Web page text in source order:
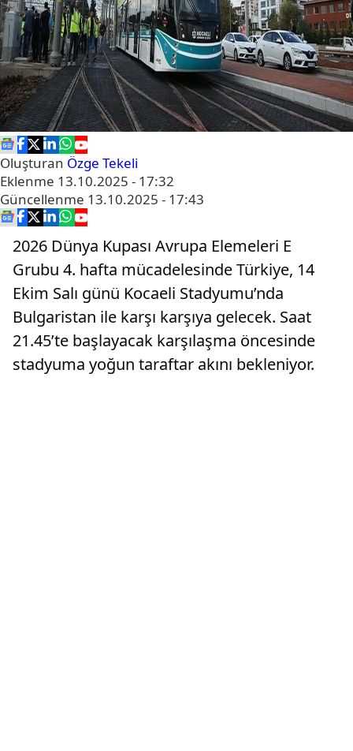
Oluşturan Özge Tekeli
Eklenme 13.10.2025 - 17:32
Güncellenme 13.10.2025 - 17:43
2026 Dünya Kupası Avrupa Elemeleri E
Grubu 4. hafta mücadelesinde Türkiye, 14
Ekim Salı günü Kocaeli Stadyumu’nda
Bulgaristan ile karşı karşıya gelecek. Saat
21.45’te başlayacak karşılaşma öncesinde
stadyuma yoğun taraftar akını bekleniyor.